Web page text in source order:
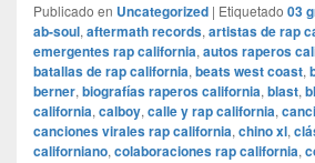
Publicado en Uncategorized | Etiquetado 03
ab-soul, aftermath records, artistas de rap
emergentes rap california, autos raperos
batallas de rap california, beats west coast,
berner, biografías raperos california, blast,
california, calboy, calle y rap california,
canciones virales rap california, chino xl,
californiano, colaboraciones rap california,